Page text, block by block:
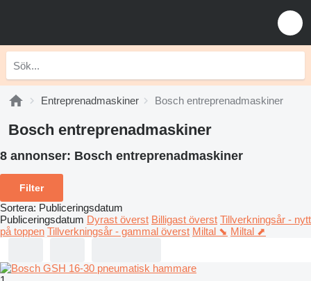
Entreprenadmaskiner Bosch entreprenadmaskiner
Bosch entreprenadmaskiner
8 annonser: Bosch entreprenadmaskiner
Filter
Sortera: Publiceringsdatum
Publiceringsdatum Dyrast överst Billigast överst Tillverkningsår - nytt
på toppen Tillverkningsår - gammal överst Miltal ⬊ Miltal ⬈